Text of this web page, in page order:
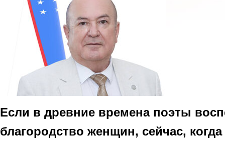
Если в древние времена поэты
благородство женщин, сейчас,